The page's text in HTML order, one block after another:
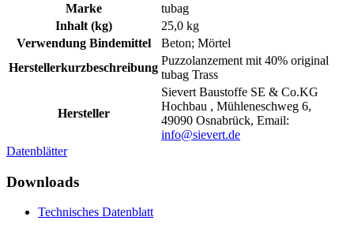
Marke
tubag
Inhalt (kg)
25,0 kg
Verwendung Bindemittel
Beton; Mörtel
Herstellerkurzbeschreibung
Puzzolanzement mit 40% original
tubag Trass
Hersteller
Sievert Baustoffe SE & Co.KG
Hochbau , Mühleneschweg 6,
49090 Osnabrück, Email:
info@sievert.de
Datenblätter
Downloads
Technisches Datenblatt